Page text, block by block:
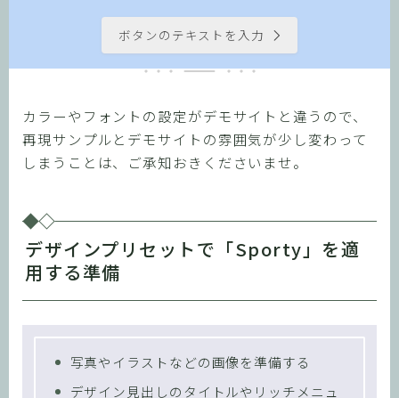
ボタンのテキストを入力
カラーやフォントの設定がデモサイトと違うので、
再現サンプルとデモサイトの雰囲気が少し変わって
しまうことは、ご承知おきくださいませ。
デザインプリセットで「Sporty」を適
用する準備
写真やイラストなどの画像を準備する
デザイン見出しのタイトルやリッチメニュ